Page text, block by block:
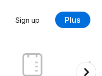
Sign up Plus